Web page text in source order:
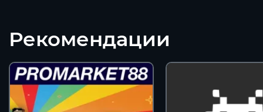
Рекомендации